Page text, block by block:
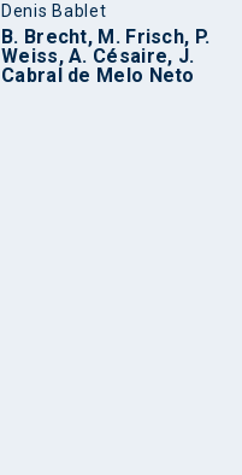
Denis Bablet
B. Brecht, M. Frisch, P.
Weiss, A. Césaire, J.
Cabral de Melo Neto